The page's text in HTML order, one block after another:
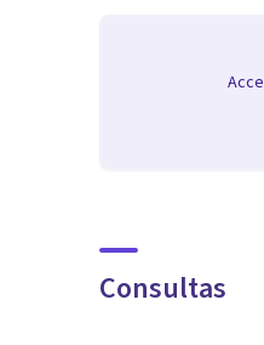
-Proyecto de vida
-Transtornos de la
Consultas